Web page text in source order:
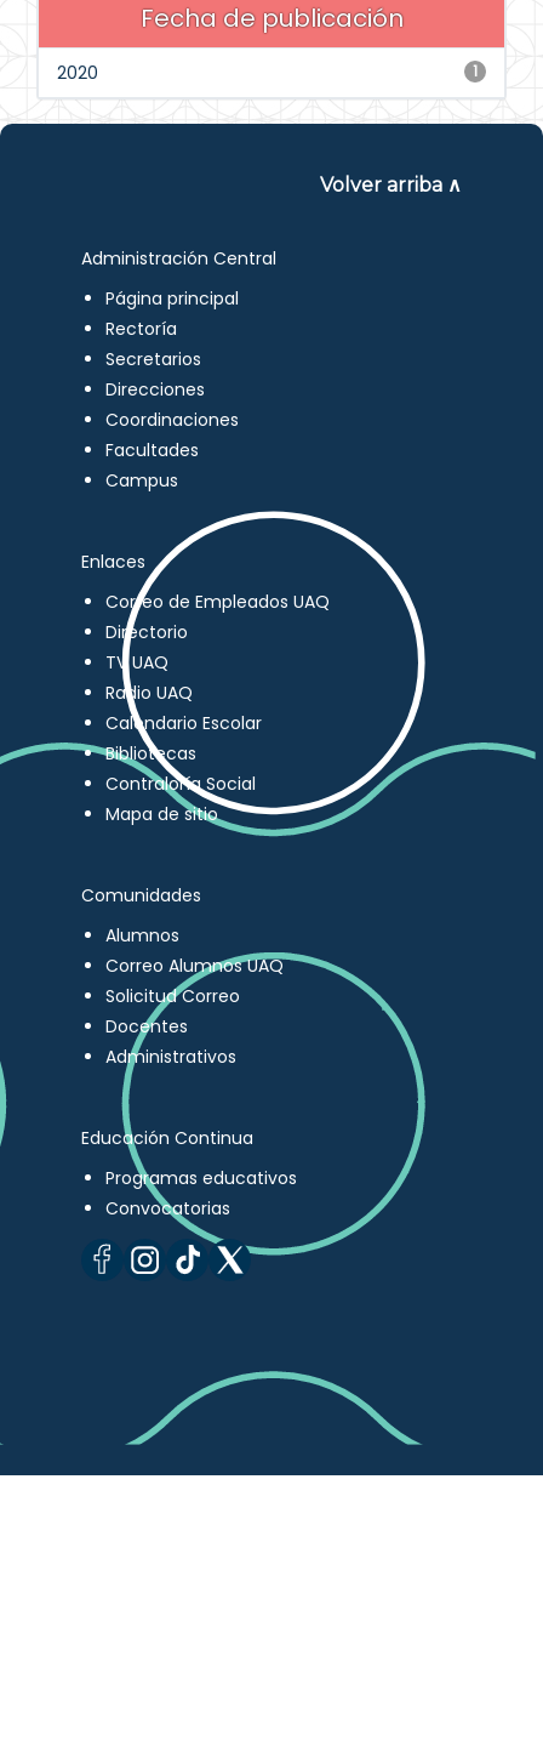
Fecha de publicación
1
2020
Volver arriba ∧
Administración Central
Página principal
Rectoría
Secretarios
Direcciones
Coordinaciones
Facultades
Campus
Enlaces
Correo de Empleados UAQ
Directorio
TV UAQ
Radio UAQ
Calendario Escolar
Bibliotecas
Contraloría Social
Mapa de sitio
Comunidades
Alumnos
Correo Alumnos UAQ
Solicitud Correo
Docentes
Administrativos
Educación Continua
Programas educativos
Convocatorias